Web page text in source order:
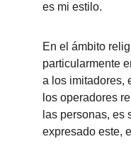
es mi estilo.
En el ámbito
particularmente
a los imitadores,
los operadores
las personas, es
expresado este,